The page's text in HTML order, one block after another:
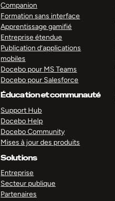
Companion
Formation sans interface
Apprentissage gamifié
Entreprise étendue
Publication d’applications
mobiles
Docebo pour MS Teams
Docebo pour Salesforce
Éducation et communauté
Support Hub
Docebo Help
Docebo Community
Mises à jour des produits
Solutions
Entreprise
Secteur publique
Partenaires